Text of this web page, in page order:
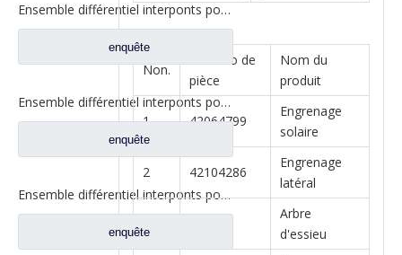
Ensemble différentiel interponts pour Prats de rechange de camion Faw Jiefang 2507055-K5H
enquête
Ensemble différentiel interponts pour Prats de rechange de camion Faw Jiefang 2507055-K5H
enquête
Ensemble différentiel interponts pour Prats W2502107D04A de rechange de camion de Faw Jiefang
enquête
Non.
Numéro de
pièce
Nom du
produit
1 42064799
Engrenage
solaire
2 42104286
Engrenage
latéral
Arbre
d'essieu